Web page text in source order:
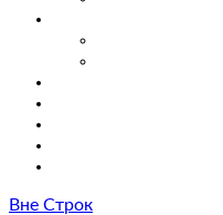
Вне Строк